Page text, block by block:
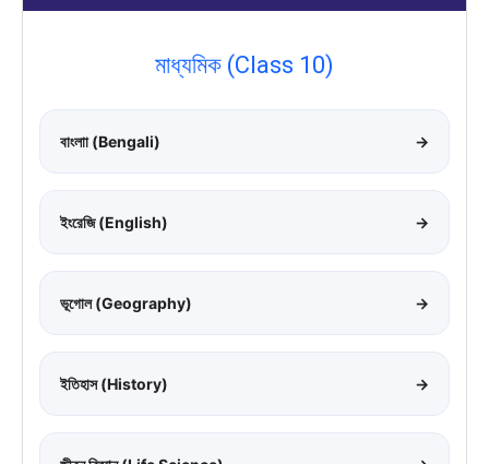
মাধ্যমিক (Class 10)
বাংলাা (Bengali) →
ইংরেজি (English) →
ভূগোল (Geography) →
ইতিহাস (History) →